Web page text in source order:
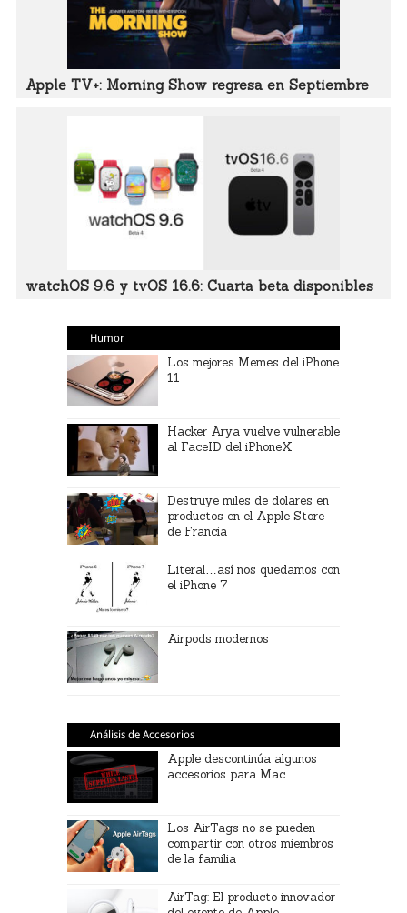
Apple TV+: Morning Show regresa en Septiembre
watchOS 9.6 y tvOS 16.6: Cuarta beta disponibles
Humor
Los mejores Memes del iPhone
11
Hacker Arya vuelve vulnerable
al FaceID del iPhoneX
Destruye miles de dolares en
productos en el Apple Store
de Francia
Literal…así nos quedamos con
el iPhone 7
Airpods modernos
Análisis de Accesorios
Apple descontinúa algunos
accesorios para Mac
Los AirTags no se pueden
compartir con otros miembros
de la familia
AirTag: El producto innovador